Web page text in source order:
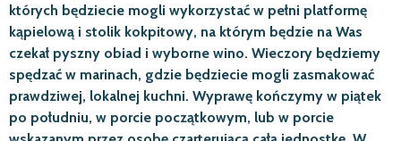
których będziecie mogli wykorzystać w pełni platformę
kąpielową i stolik kokpitowy, na którym będzie na Was
czekał pyszny obiad i wyborne wino. Wieczory będziemy
spędzać w marinach, gdzie będziecie mogli zasmakować
prawdziwej, lokalnej kuchni. Wyprawę kończymy w piątek
po południu, w porcie początkowym, lub w porcie